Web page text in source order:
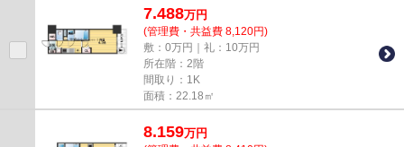
7.488万円
(管理費・共益費 8,120円)
敷：0万円｜礼：10万円
所在階：2階
間取り：1K
面積：22.18㎡
8.159万円